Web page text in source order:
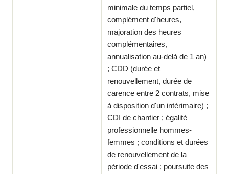
minimale du temps partiel,
complément d'heures,
majoration des heures
complémentaires,
annualisation au-delà de 1 an)
; CDD (durée et
renouvellement, durée de
carence entre 2 contrats, mise
à disposition d'un intérimaire) ;
CDI de chantier ; égalité
professionnelle hommes-
femmes ; conditions et durées
de renouvellement de la
période d'essai ; poursuite des